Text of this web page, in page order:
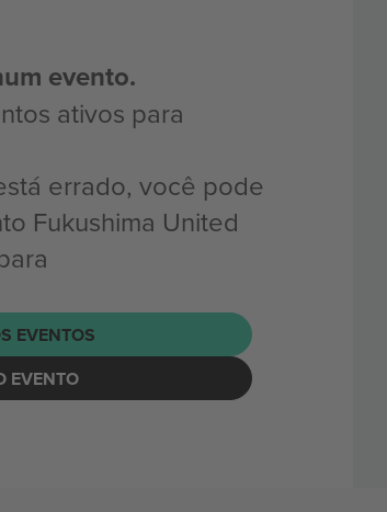
evento.
ativos para
errado, você pode
Fukushima United
EVENTOS
EVENTO